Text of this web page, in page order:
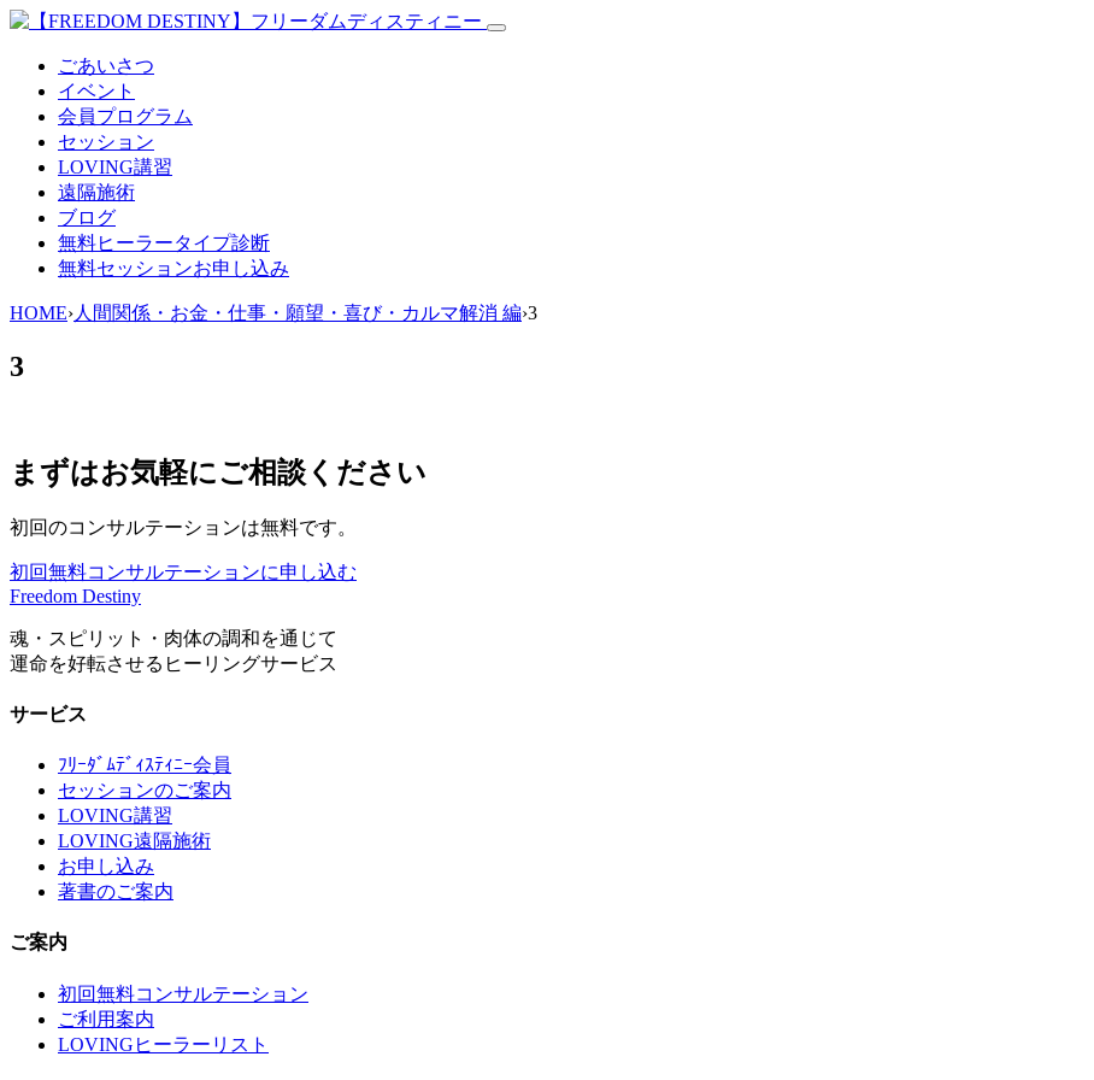
ごあいさつ
イベント
会員プログラム
セッション
LOVING講習
遠隔施術
ブログ
無料ヒーラータイプ診断
無料セッションお申し込み
HOME›人間関係・お金・仕事・願望・喜び・カルマ解消 編›3
3
まずはお気軽にご相談ください
初回のコンサルテーションは無料です。
初回無料コンサルテーションに申し込む
Freedom Destiny
魂・スピリット・肉体の調和を通じて
運命を好転させるヒーリングサービス
サービス
ﾌﾘｰﾀﾞﾑﾃﾞｨｽﾃｨﾆｰ会員
セッションのご案内
LOVING講習
LOVING遠隔施術
お申し込み
著書のご案内
ご案内
初回無料コンサルテーション
ご利用案内
LOVINGヒーラーリスト